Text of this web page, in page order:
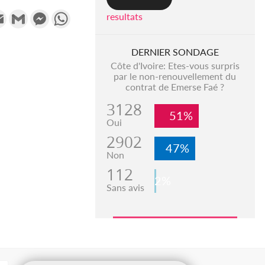
Email Gmail MessengerWhatsAppresultats
DERNIER SONDAGE
Côte d'Ivoire: Etes-vous surpris
par le non-renouvellement du
contrat de Emerse Faé ?
3128
Oui 51%
2902
Non 47%
112
Sans avis 2%